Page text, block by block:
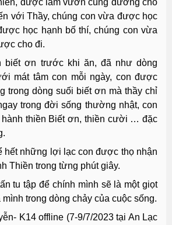
với Thầy, chúng con vừa được học
học hạnh bố thí, chúng con vừa
cho đi.
biết ơn trước khi ăn, đã như dòng
mát tâm con mỗi ngày, con được
trong dòng suối biết ơn mà thầy chỉ
trong đời sống thường nhật, con
hành thiền Biết ơn, thiền cười … đặc
hết những lợi lạc con được thọ nhận
Thiền trong từng phút giây.
tu tập để chính mình sẽ là một giọt
trong dòng chảy của cuộc sống.
K14 offline (7-9/7/2023 tại An Lạc